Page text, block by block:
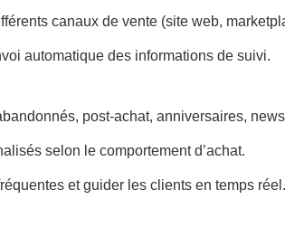
canaux de vente (site web,
automatique des informations de suivi.
post-achat, anniversaires,
selon le comportement d’achat.
et guider les clients en temps réel.